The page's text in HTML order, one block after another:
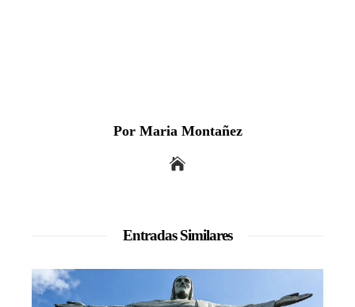
Por Maria Montañez
Entradas Similares